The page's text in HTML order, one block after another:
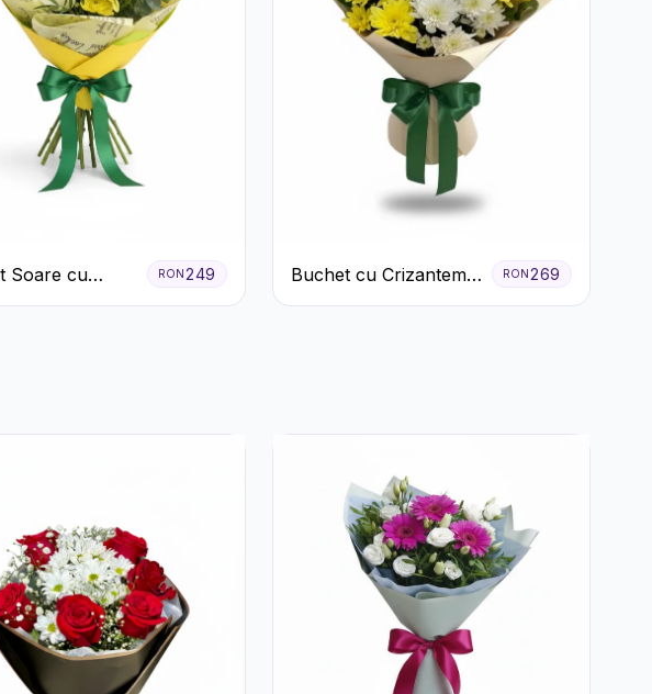
Soare cu
Galbene și
RON 249
Buchet cu Crizanteme
Albe și Galbene
RON 269